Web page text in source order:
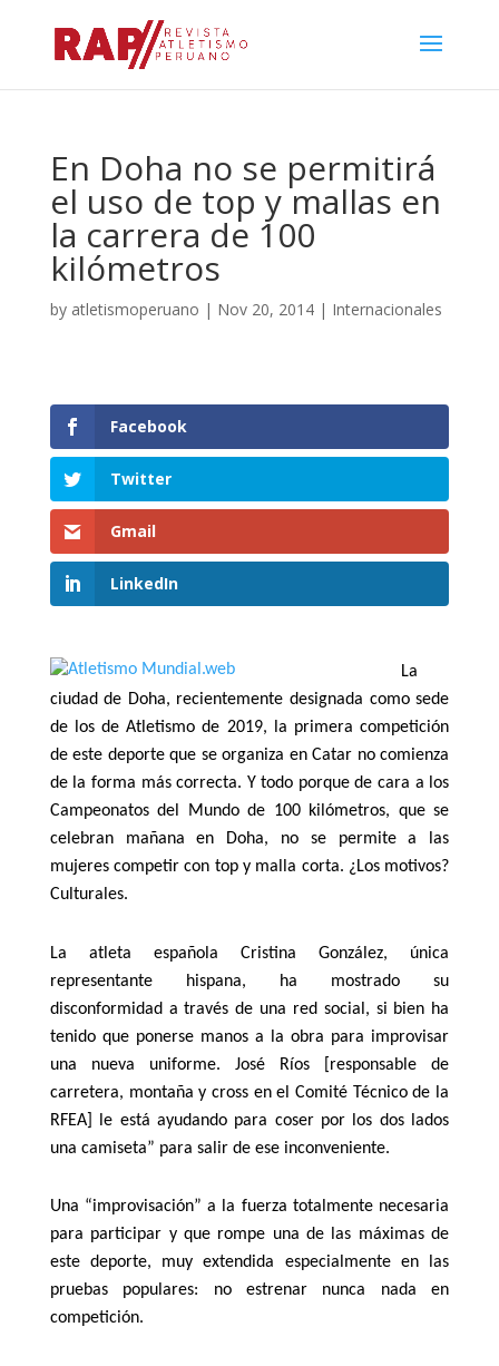
En Doha no se permitirá
el uso de top y mallas en
la carrera de 100
kilómetros
by atletismoperuano | Nov 20, 2014| Internacionales
Facebook
Twitter
Gmail
LinkedIn
La
ciudad de Doha, recientemente designada como sede
de los de Atletismo de 2019, la primera competición
de este deporte que se organiza en Catar no comienza
de la forma más correcta. Y todo porque de cara a los
Campeonatos del Mundo de 100 kilómetros, que se
celebran mañana en Doha, no se permite a las
mujeres competir con top y malla corta. ¿Los motivos?
Culturales.
La atleta española Cristina González, única
representante hispana, ha mostrado su
disconformidad a través de una red social, si bien ha
tenido que ponerse manos a la obra para improvisar
una nueva uniforme. José Ríos [responsable de
carretera, montaña y cross en el Comité Técnico de la
RFEA] le está ayudando para coser por los dos lados
una camiseta” para salir de ese inconveniente.
Una “improvisación” a la fuerza totalmente necesaria
para participar y que rompe una de las máximas de
este deporte, muy extendida especialmente en las
pruebas populares: no estrenar nunca nada en
competición.